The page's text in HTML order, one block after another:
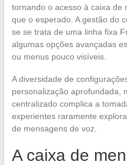
tornando o acesso à caixa de
que o esperado. A gestão do
se se trata de uma linha fixa
algumas opções avançadas
ou menus pouco visíveis.
A diversidade de
personalização aprofundada,
centralizado complica a
experientes raramente
de mensagens de voz.
A caixa de